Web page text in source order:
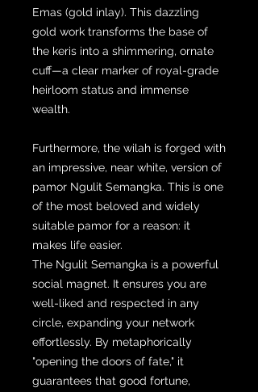
Emas (gold inlay). This dazzling
gold work transforms the base of
the keris into a shimmering, ornate
cuff—a clear marker of royal-grade
heirloom status and immense
wealth.
Furthermore, the wilah is forged with
an impressive, near white, version of
pamor Ngulit Semangka. This is one
of the most beloved and widely
suitable pamor for a reason: it
makes life easier.
The Ngulit Semangka is a powerful
social magnet. It ensures you are
well-liked and respected in any
circle, expanding your network
effortlessly. By metaphorically
"opening the doors of fate," it
guarantees that good fortune,